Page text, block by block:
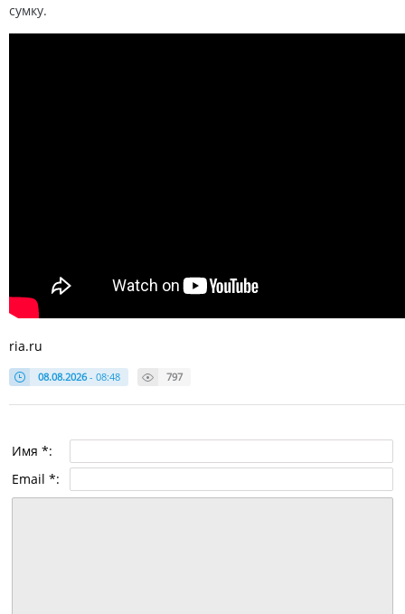
сумку.
ria.ru
08.08.2026- 08:48 797
Имя *:
Email *: